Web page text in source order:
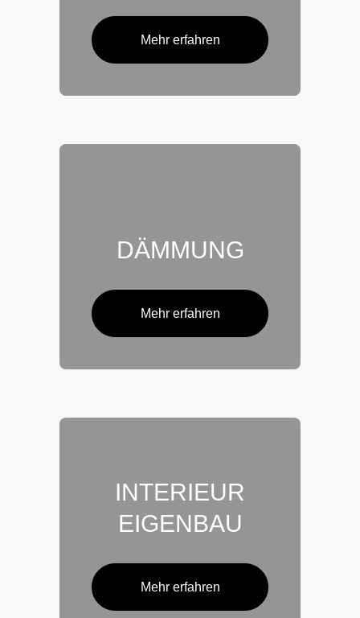
Mehr erfahren
DÄMMUNG
Mehr erfahren
INTERIEUR
EIGENBAU
Mehr erfahren